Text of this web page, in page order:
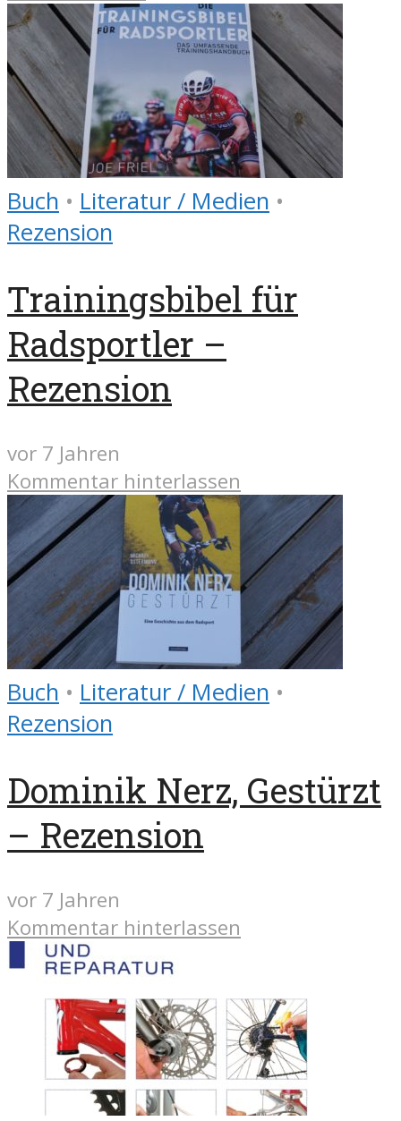
Buch • Literatur / Medien •
Rezension
Trainingsbibel für
Radsportler –
Rezension
vor 7 Jahren
Kommentar hinterlassen
Buch • Literatur / Medien •
Rezension
Dominik Nerz, Gestürzt
– Rezension
vor 7 Jahren
Kommentar hinterlassen